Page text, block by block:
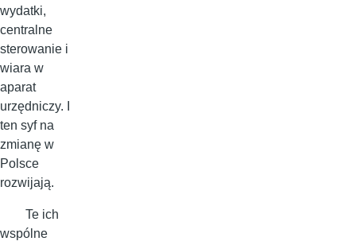
wydatki,
centralne
sterowanie i
wiara w
aparat
urzędniczy. I
ten syf na
zmianę w
Polsce
rozwijają.
Te ich
wspólne